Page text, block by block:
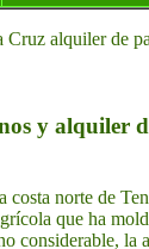
alquiler de
y alquiler
costa norte de
que ha
considerable,